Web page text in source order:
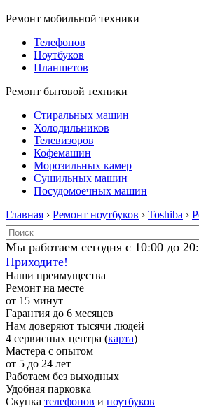
Ремонт мобильной техники
Телефонов
Ноутбуков
Планшетов
Ремонт бытовой техники
Стиральных машин
Холодильников
Телевизоров
Кофемашин
Морозильных камер
Сушильных машин
Посудомоечных машин
Главная › Ремонт ноутбуков › Toshiba ›
Мы работаем сегодня с 10:00 до
Приходите!
Наши преимущества
Ремонт на месте
от 15 минут
Гарантия до 6 месяцев
Нам доверяют тысячи людей
4 сервисных центра (карта)
Мастера с опытом
от 5 до 24 лет
Работаем без выходных
Удобная парковка
Скупка телефонов и ноутбуков